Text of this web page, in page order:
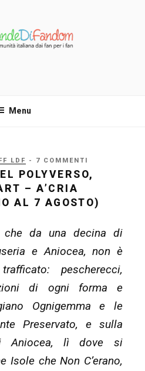
Menu
LDF - 7 COMMENTI
POLYVERSO,
– A’CRIA
AL 7 AGOSTO)
da una decina di
e Aniocea, non è
pescherecci,
di ogni forma e
Ognigemma e le
Preservato, e sulla
Aniocea, lì dove si
Isole che Non C’erano,